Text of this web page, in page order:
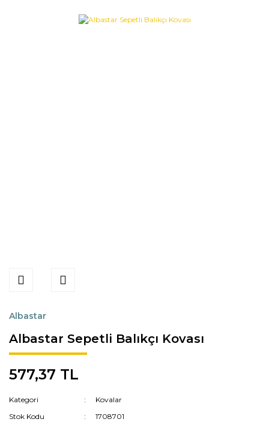
Albastar
Albastar Sepetli Balıkçı Kovası
577,37 TL
Kategori
Kovalar
Stok Kodu
1708701